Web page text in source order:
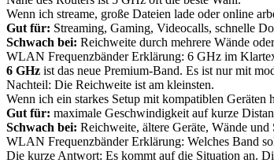
Wenn ich streame, große Dateien lade oder online
Gut für: Streaming, Gaming, Videocalls, schnelle
Schwach bei: Reichweite durch mehrere Wände
WLAN Frequenzbänder Erklärung: 6 GHz im
6 GHz ist das neue Premium-Band. Es ist nur mit
Nachteil: Die Reichweite ist am kleinsten.
Wenn ich ein starkes Setup mit kompatiblen
Gut für: maximale Geschwindigkeit auf kurze
Schwach bei: Reichweite, ältere Geräte, Wände und
WLAN Frequenzbänder Erklärung: Welches Band
Die kurze Antwort: Es kommt auf die Situation an.